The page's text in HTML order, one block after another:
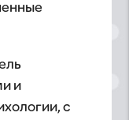
и
с